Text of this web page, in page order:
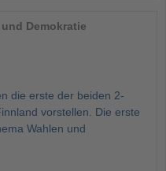
Demokratie
die erste der beiden 2-
vorstellen. Die erste
Wahlen und